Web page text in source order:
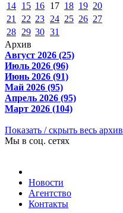
14 15 16 17 18 19 20
21
22 23 24 25 26 27
28 29 30 31
Архив
Август 2026 (25)
Июль 2026 (96)
Июнь 2026 (91)
Май 2026 (95)
Апрель 2026 (95)
Март 2026 (104)
Показать / скрыть весь архив
Мы в соц. сетях
Новости
Агентство
Контакты